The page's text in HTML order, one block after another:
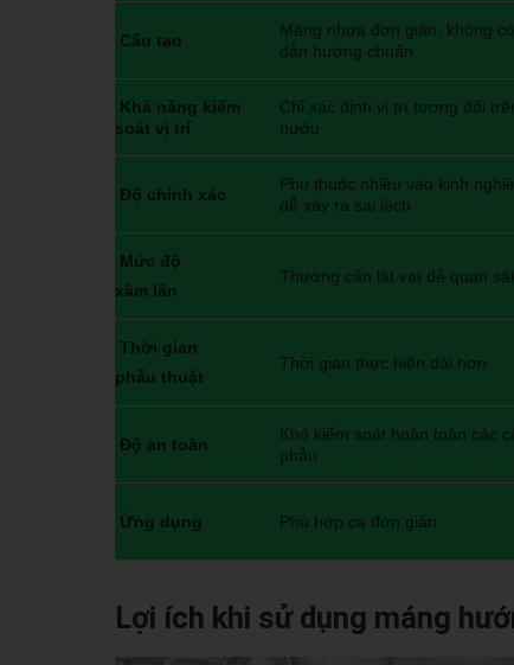
Cấu tạo
Máng nhựa đơn giản, không
dẫn hướng chuẩn
Khả năng kiểm
soát vị trí
Chỉ xác định vị trí tương đối
nướu
Độ chính xác
Phụ thuộc nhiều vào kinh
dễ xảy ra sai lệch
Mức độ
xâm lấn
Thường cần lật vạt để quan
Thời gian
phẫu thuật
Thời gian thực hiện dài hơn
Độ an toàn
Khó kiểm soát hoàn toàn các
phẫu
Ứng dụng Phù hợp ca đơn giản
Lợi ích khi sử dụng máng